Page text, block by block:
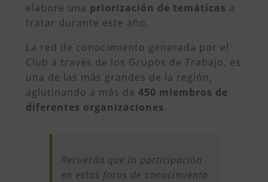
elabore una priorización de temáticas a
tratar durante este año.
La red de conocimiento generada por el
Club a través de los Grupos de Trabajo, es
una de las más grandes de la región,
aglutinando a más de 450 miembros de
diferentes organizaciones.
Recuerda que la participación
en estos foros de conocimiento